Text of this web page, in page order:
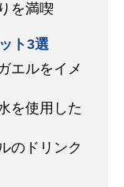
を満喫
ト3選
エルをイメ
を使用した
のドリンク